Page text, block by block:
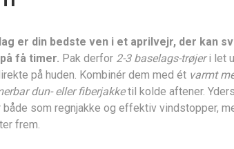
er din bedste ven i et aprilvejr, der kan
få timer. Pak derfor 2-3 baselags-trøjeri let
på huden. Kombinér dem med ét varmt
dun- eller fiberjakketil kolde aftener.
både som regnjakke og effektiv vindstopper,
frem.